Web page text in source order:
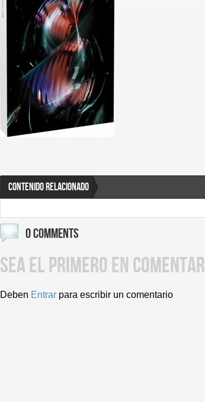
CONTENIDO RELACIONADO
0 COMMENTS
SEA EL PRIMERO EN COMENTAR
Deben Entrar para escribir un comentario